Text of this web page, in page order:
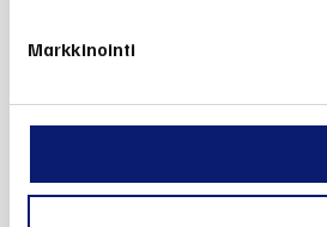
Markkinointi